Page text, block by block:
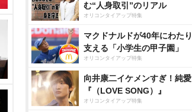
む“人身取引”のリアル
オリコンタイアップ特集
マクドナルドが40年にわたり
支える「小学生の甲子園」
オリコンタイアップ特集
向井康二イケメンすぎ！純愛
『（LOVE SONG）』
オリコンタイアップ特集